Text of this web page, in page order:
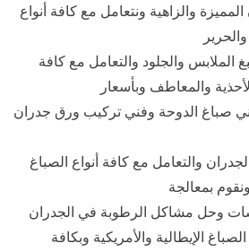
المميزة والزاهية ونتعامل مع كافة أنواع
الملابس والجلود والتعامل مع كافة
والمعاطف وبأسعار
صباغ الدوحة وفني تركيب ورق جدران
والتعامل مع كافة أنواع الصباغ
بمعالجة
وحل مشاكل الرطوبة في الجدران
الإيطالية والأمريكية وبكافة